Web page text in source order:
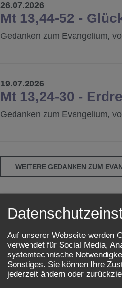
26.07.2026
Mt 13,44-52 -
Gedanken zum Evangelium,
19.07.2026
Mt 13,24-30 -
Gedanken zum Evangelium,
WEITERE GEDANKEN ZUM
VIDEOS
Auf unserer Webseite werden
verwendet für Social Media,
systemtechnische
Sonstiges. Sie können Ihre
jederzeit ändern oder